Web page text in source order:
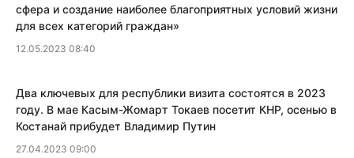
сфера и создание наиболее благоприятных условий жизни
для всех категорий граждан»
12.05.2023 08:40
Два ключевых для республики визита состоятся в 2023
году. В мае Касым-Жомарт Токаев посетит КНР, осенью в
Костанай прибудет Владимир Путин
27.04.2023 09:00